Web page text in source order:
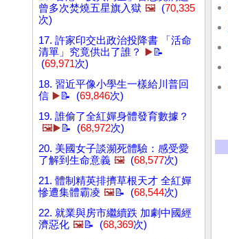
曾多次焚燒五星旗入獄 🖼️ (70,335
次)
17. 許家印交出政治投降書 「活命
清單」究竟供出了誰？
▶️📝
(69,971次)
18. 習近平像小學生一樣給川普回
信 ▶️📝 (69,846次)
19. 誰偷了全紅嬋身體發育數據？
🖼️▶️📝 (68,972次)
20. 美國女子談瀕死體驗：感受愛
了解到生命意義 🖼️ (68,577次)
21. 體制精英排擠草根天才 全紅嬋
慘遭集體霸凌 🖼️📝 (68,544次)
22. 就業與房市繼續跌 加劇中國經
濟惡化 🖼️📝 (68,369次)